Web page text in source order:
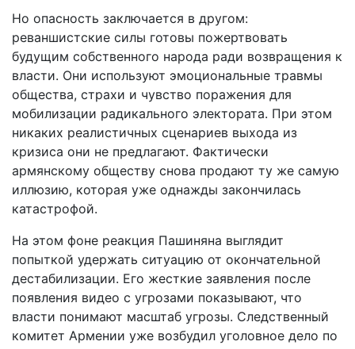
Но опасность заключается в другом:
реваншистские силы готовы пожертвовать
будущим собственного народа ради возвращения к
власти. Они используют эмоциональные травмы
общества, страхи и чувство поражения для
мобилизации радикального электората. При этом
никаких реалистичных сценариев выхода из
кризиса они не предлагают. Фактически
армянскому обществу снова продают ту же самую
иллюзию, которая уже однажды закончилась
катастрофой.
На этом фоне реакция Пашиняна выглядит
попыткой удержать ситуацию от окончательной
дестабилизации. Его жесткие заявления после
появления видео с угрозами показывают, что
власти понимают масштаб угрозы. Следственный
комитет Армении уже возбудил уголовное дело по